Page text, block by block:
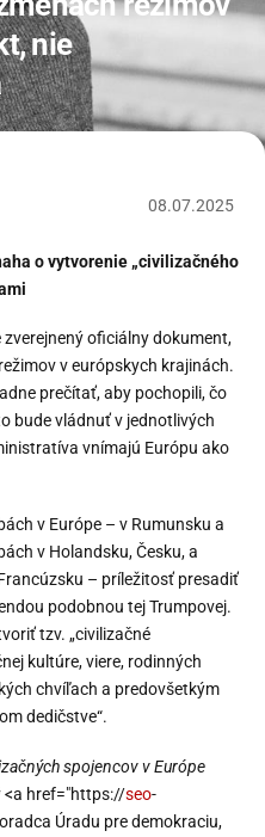
nie
08.07.2025
o vytvorenie „civilizačného
oficiálny dokument,
v európskych krajinách.
prečítať, aby pochopili, čo
bude vládnuť v jednotlivých
vnímajú Európu ako
v Európe – v Rumunsku a
v Holandsku, Česku, a
– príležitosť presadiť
podobnou tej Trumpovej.
tzv. „civilizačné
kultúre, viere, rodinných
chvíľach a predovšetkým
dedičstve“.
spojencov v Európe
<a href="https://seo-
Úradu pre demokraciu,